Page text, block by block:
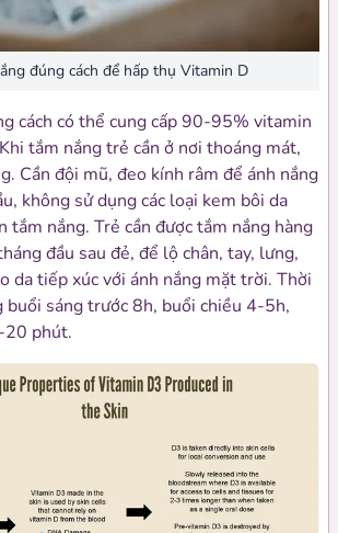
đúng cách để hấp thụ Vitamin D
cách có thể cung cấp 90-95% vitamin
tắm nắng trẻ cần ở nơi thoáng mát,
Cần đội mũ, đeo kính râm để ánh nắng
không sử dụng các loại kem bôi da
tắm nắng. Trẻ cần được tắm nắng hàng
đầu sau đẻ, để lộ chân, tay, lưng,
da tiếp xúc với ánh nắng mặt trời. Thời
buổi sáng trước 8h, buổi chiều 4-5h,
phút.